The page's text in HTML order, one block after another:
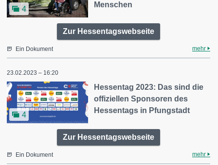
4
Menschen
Zur Hessentagswebseite
Ein Dokument mehr
23.02.2023 – 16:20
4
Hessentag 2023: Das sind die
offiziellen Sponsoren des
Hessentags in Pfungstadt
Zur Hessentagswebseite
Ein Dokument mehr